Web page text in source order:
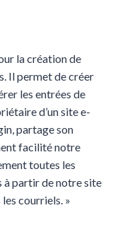
la création de
Il permet de créer
les entrées de
d’un site e-
partage son
facilité notre
toutes les
à partir de notre site
courriels. »